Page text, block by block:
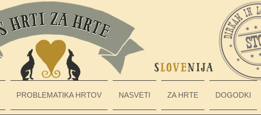
PROBLEMATIKA HRTOV NASVETI ZA HRTE DOGODKI